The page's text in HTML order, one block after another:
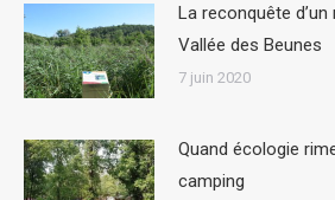
La reconquête
Vallée des Beunes
7 juin 2020
Quand écologie
camping